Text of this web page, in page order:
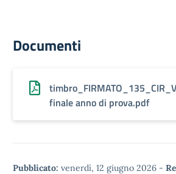
Documenti
finale anno di prova.pdf
Pubblicato: venerdì, 12 giugno 2026 -